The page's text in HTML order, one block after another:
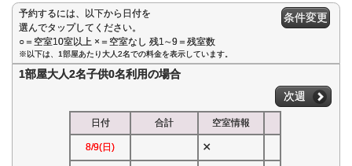
予約するには、以下から日付を
選んでタップしてください。
○＝空室10室以上 ×＝空室なし 残1∼9＝残室数
条件変更
※以下は、1部屋あたり大人2名での料金を表示しています。
1部屋大人2名子供0名利用の場合
次週
日付 合計 空室情報
8/9(日) ×